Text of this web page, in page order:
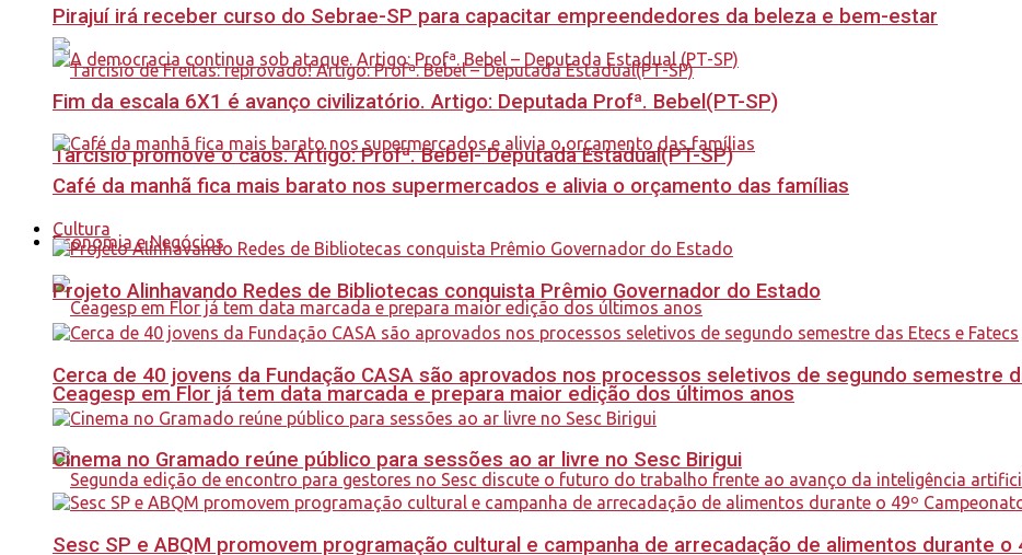
Tarcísio promove o caos. Artigo: Profª. Bebel- Deputada Estadual(PT-SP)
Economia e Negócios
Ceagesp em Flor já tem data marcada e prepara maior edição dos últimos anos
Pirajuí irá receber curso do Sebrae-SP para capacitar empreendedores da beleza e bem-estar
Fim da escala 6X1 é avanço civilizatório. Artigo: Deputada Profª. Bebel(PT-SP)
Café da manhã fica mais barato nos supermercados e alivia o orçamento das famílias
Cultura
Projeto Alinhavando Redes de Bibliotecas conquista Prêmio Governador do Estado
Cerca de 40 jovens da Fundação CASA são aprovados nos processos seletivos de segundo semestre
Cinema no Gramado reúne público para sessões ao ar livre no Sesc Birigui
Sesc SP e ABQM promovem programação cultural e campanha de arrecadação de alimentos durante